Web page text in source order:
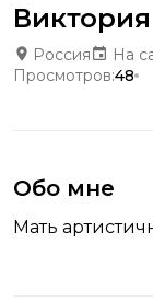
Россия На
Просмотров:48
Обо мне
Мать